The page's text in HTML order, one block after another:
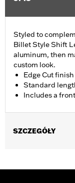
Styled to
Billet Style Shift
aluminum, then
custom look.
Edge Cut finish
Standard
Includes a
SZCZEGÓŁY